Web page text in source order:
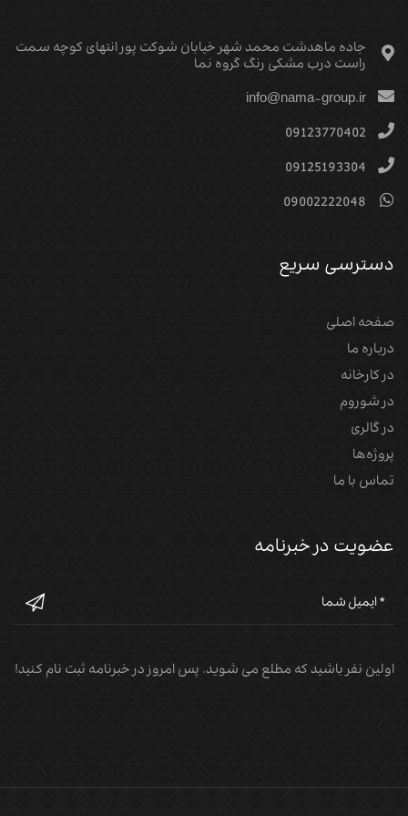
جاده ماهدشت محمد شهر خیابان شوکت پور انتهای کوچه سمت
راست درب مشکی رنگ گروه نما
info@nama-group.ir
09123770402
09125193304
09002222048
دسترسی سریع
صفحه اصلی
درباره ما
در کارخانه
در شوروم
در گالری
پروژه‌‌ها
تماس با ما
عضویت در خبرنامه
اولین نفر باشید که مطلع می شوید. پس امروز در خبرنامه ثبت نام کنید!